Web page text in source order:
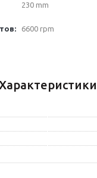
230 mm
6600 rpm